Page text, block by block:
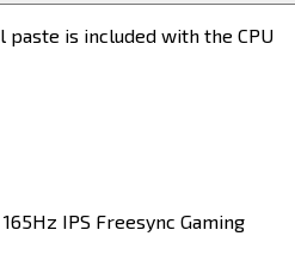
paste is included with the CPU
IPS Freesync Gaming